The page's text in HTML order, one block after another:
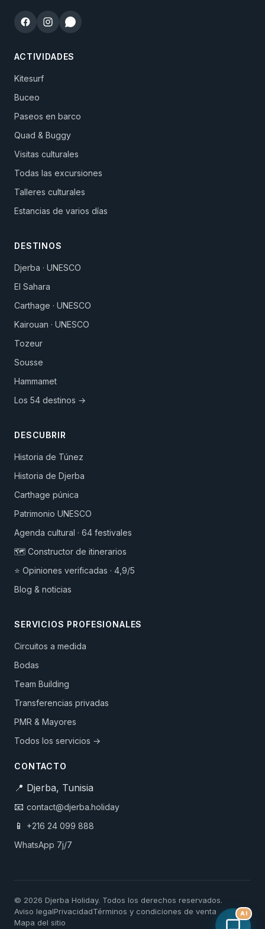
ACTIVIDADES
Kitesurf
Buceo
Paseos en barco
Quad & Buggy
Visitas culturales
Todas las excursiones
Talleres culturales
Estancias de varios días
DESTINOS
Djerba · UNESCO
El Sahara
Carthage · UNESCO
Kairouan · UNESCO
Tozeur
Sousse
Hammamet
Los 54 destinos →
DESCUBRIR
Historia de Túnez
Historia de Djerba
Carthage púnica
Patrimonio UNESCO
Agenda cultural · 64 festivales
🗺️ Constructor de itinerarios
⭐ Opiniones verificadas · 4,9/5
Blog & noticias
SERVICIOS PROFESIONALES
Circuitos a medida
Bodas
Team Building
Transferencias privadas
PMR & Mayores
Todos los servicios →
CONTACTO
📍 Djerba, Tunisia
📧 contact@djerba.holiday
📱
+216 24 099 888
WhatsApp 7j/7
© 2026 Djerba Holiday. Todos los derechos reservados.
Aviso legalPrivacidadTérminos y condiciones de venta
Mapa del sitio
AI